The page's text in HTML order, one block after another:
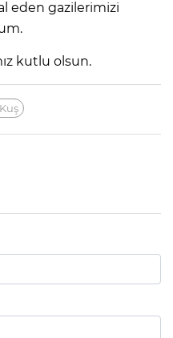
eden gazilerimizi
kutlu olsun.